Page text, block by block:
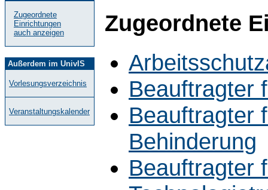
Zugeordnete
Einrichtungen
auch anzeigen
Außerdem im UnivIS
Vorlesungsverzeichnis
Veranstaltungskalender
Zugeordnete
Beauftragter
Beauftragter
Behinderung
Beauftragter